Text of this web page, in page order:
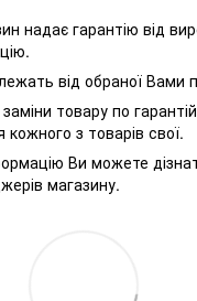
надає гарантію від
від обраної Вами
товару по
з товарів свої.
Ви можете
магазину.